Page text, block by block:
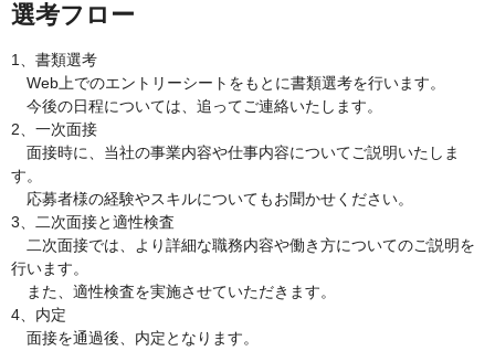
選考フロー
1、書類選考
Web上でのエントリーシートをもとに書類選考を行います。
今後の日程については、追ってご連絡いたします。
2、一次面接
面接時に、当社の事業内容や仕事内容についてご説明いたしま
す。
応募者様の経験やスキルについてもお聞かせください。
3、二次面接と適性検査
二次面接では、より詳細な職務内容や働き方についてのご説明を
行います。
また、適性検査を実施させていただきます。
4、内定
面接を通過後、内定となります。